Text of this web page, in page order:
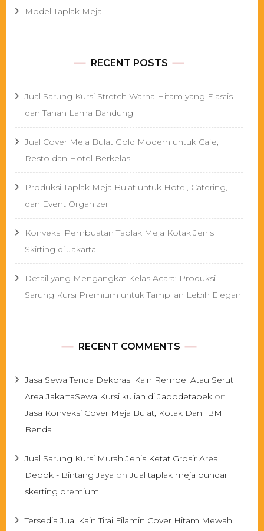
Model Taplak Meja
RECENT POSTS
Jual Sarung Kursi Stretch Warna Hitam yang Elastis
dan Tahan Lama Bandung
Jual Cover Meja Bulat Gold Modern untuk Cafe,
Resto dan Hotel Berkelas
Produksi Taplak Meja Bulat untuk Hotel, Catering,
dan Event Organizer
Konveksi Pembuatan Taplak Meja Kotak Jenis
Skirting di Jakarta
Detail yang Mengangkat Kelas Acara: Produksi
Sarung Kursi Premium untuk Tampilan Lebih Elegan
RECENT COMMENTS
Jasa Sewa Tenda Dekorasi Kain Rempel Atau Serut
Area JakartaSewa Kursi kuliah di Jabodetabek on
Jasa Konveksi Cover Meja Bulat, Kotak Dan IBM
Benda
Jual Sarung Kursi Murah Jenis Ketat Grosir Area
Depok - Bintang Jaya onJual taplak meja bundar
skerting premium
Tersedia Jual Kain Tirai Filamin Cover Hitam Mewah